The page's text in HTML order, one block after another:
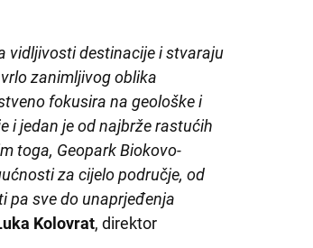
vidljivosti destinacije i stvaraju
zanimljivog oblika
fokusira na geološke i
i jedan je od najbrže rastućih
toga, Geopark Biokovo-
za cijelo područje, od
pa sve do unaprjeđenja
Kolovrat, direktor